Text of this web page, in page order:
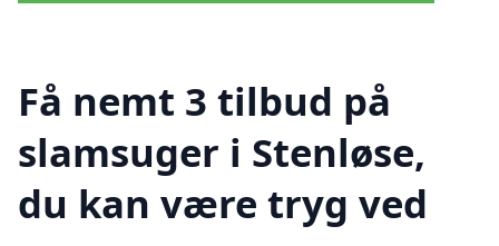
Få nemt 3 tilbud på
slamsuger i Stenløse,
du kan være tryg ved